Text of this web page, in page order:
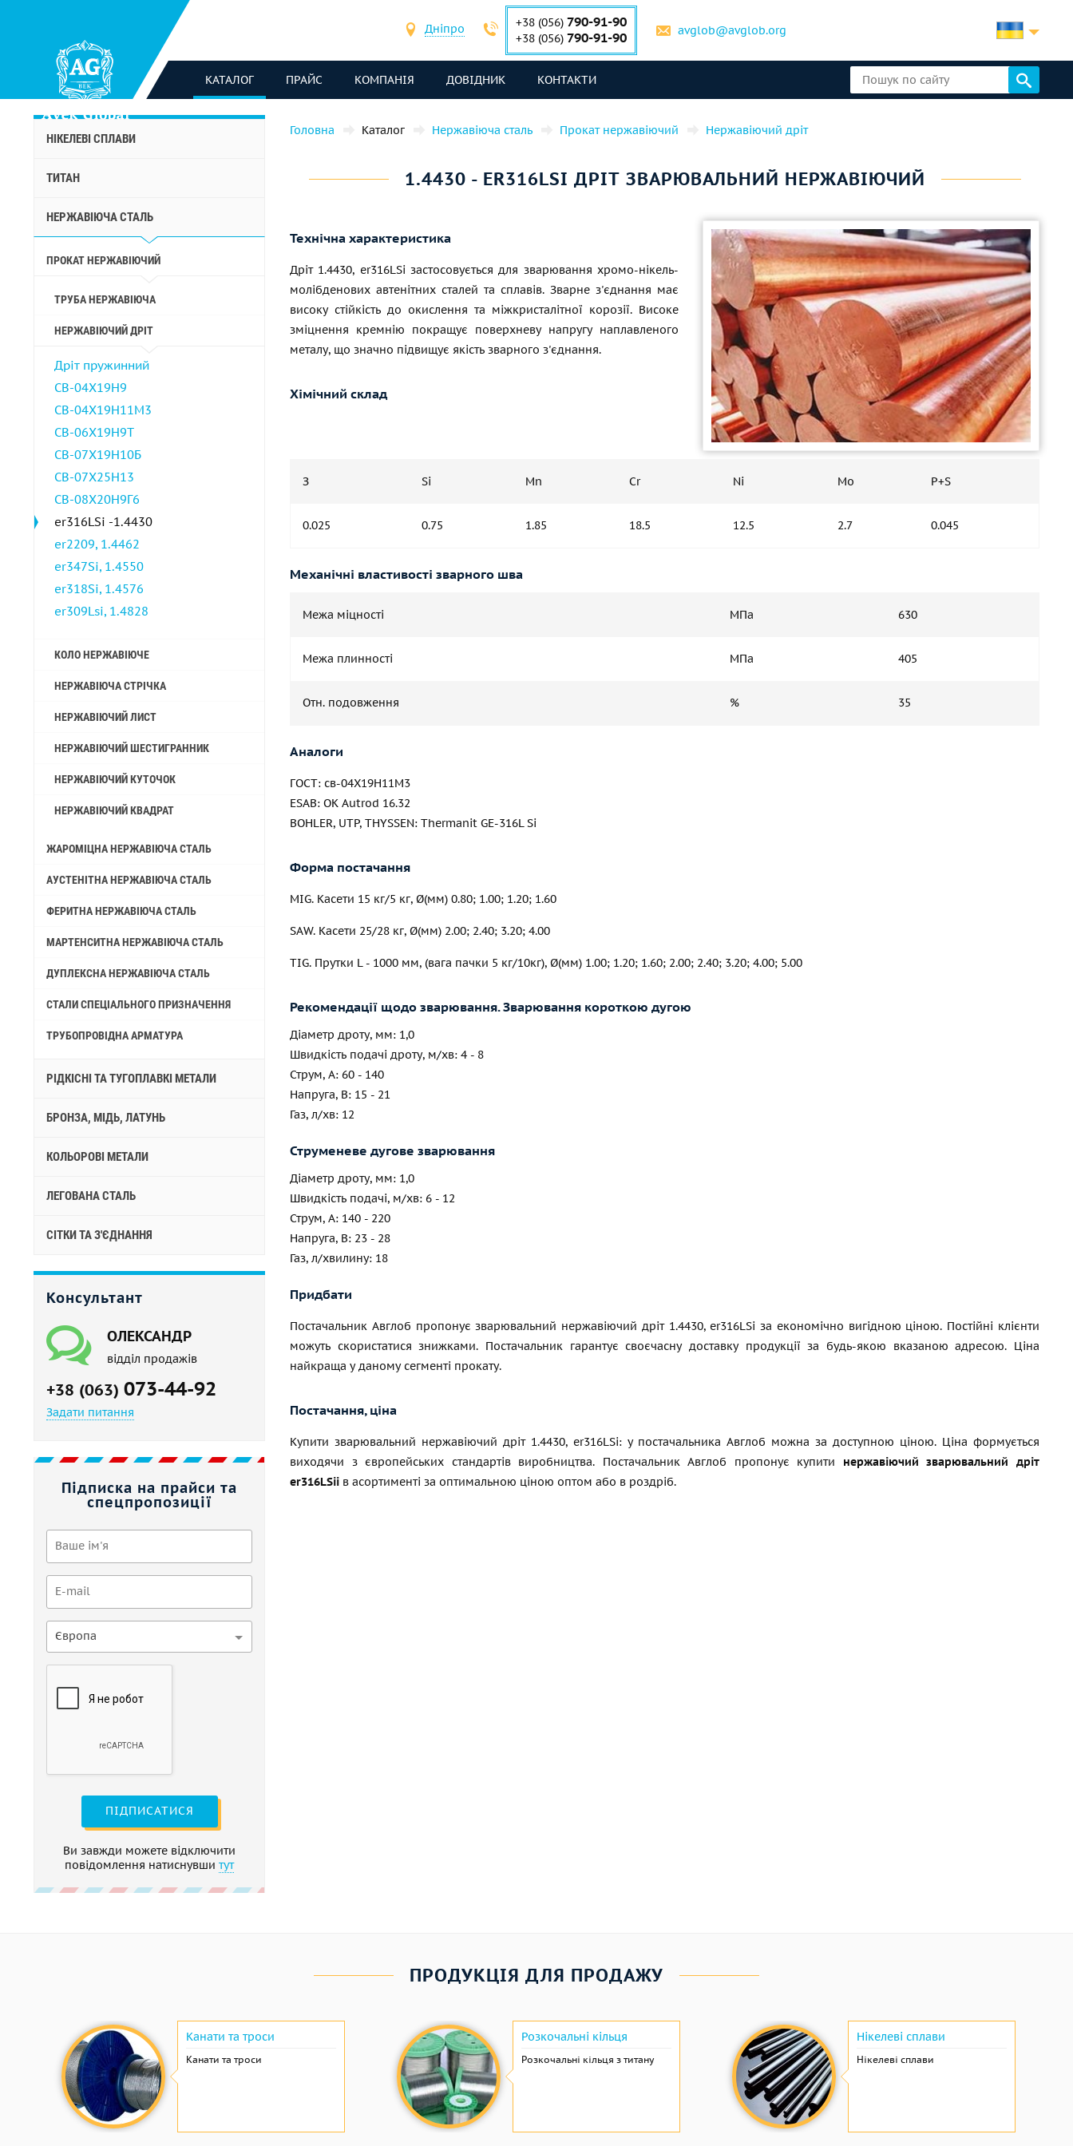
Дніпро +38 (056) 790-91-90
+38 (056) 790-91-90 avglob@avglob.org
КАТАЛОГ ПРАЙС КОМПАНІЯ ДОВІДНИК КОНТАКТИ
НІКЕЛЕВІ СПЛАВИ
ТИТАН
НЕРЖАВІЮЧА СТАЛЬ
ПРОКАТ НЕРЖАВІЮЧИЙ
ТРУБА НЕРЖАВІЮЧА
НЕРЖАВІЮЧИЙ ДРІТ
Дріт пружинний
СВ-04Х19Н9
СВ-04Х19Н11М3
СВ-06Х19Н9Т
СВ-07Х19Н10Б
СВ-07Х25Н13
СВ-08Х20Н9Г6
er316LSi -1.4430
er2209, 1.4462
er347Si, 1.4550
er318Si, 1.4576
er309Lsi, 1.4828
КОЛО НЕРЖАВІЮЧЕ
НЕРЖАВІЮЧА СТРІЧКА
НЕРЖАВІЮЧИЙ ЛИСТ
НЕРЖАВІЮЧИЙ ШЕСТИГРАННИК
НЕРЖАВІЮЧИЙ КУТОЧОК
НЕРЖАВІЮЧИЙ КВАДРАТ
ЖАРОМІЦНА НЕРЖАВІЮЧА СТАЛЬ
АУСТЕНІТНА НЕРЖАВІЮЧА СТАЛЬ
ФЕРИТНА НЕРЖАВІЮЧА СТАЛЬ
МАРТЕНСИТНА НЕРЖАВІЮЧА СТАЛЬ
ДУПЛЕКСНА НЕРЖАВІЮЧА СТАЛЬ
СТАЛИ СПЕЦІАЛЬНОГО ПРИЗНАЧЕННЯ
ТРУБОПРОВІДНА АРМАТУРА
РІДКІСНІ ТА ТУГОПЛАВКІ МЕТАЛИ
БРОНЗА, МІДЬ, ЛАТУНЬ
КОЛЬОРОВІ МЕТАЛИ
ЛЕГОВАНА СТАЛЬ
СІТКИ ТА З'ЄДНАННЯ
Консультант
ОЛЕКСАНДР
відділ продажів
+38 (063) 073-44-92
Задати питання
Підписка на прайси та
спецпропозиції
Європа
ПІДПИСАТИСЯ
Ви завжди можете відключити
повідомлення натиснувши тут
Головна Каталог Нержавіюча сталь Прокат нержавіючий Нержавіючий дріт
1.4430 - ER316LSI ДРІТ ЗВАРЮВАЛЬНИЙ НЕРЖАВІЮЧИЙ
Технічна характеристика
Дріт 1.4430, er316LSi застосовується для зварювання хромо-нікель-
молібденових автенітних сталей та сплавів. Зварне з'єднання має
високу стійкість до окислення та міжкристалітної корозії. Високе
зміцнення кремнію покращує поверхневу напругу наплавленого
металу, що значно підвищує якість зварного з'єднання.
Хімічний склад
З Si Mn Cr Ni Mo P+S
0.025 0.75 1.85 18.5 12.5 2.7 0.045
Механічні властивості зварного шва
Межа міцності МПа 630
Межа плинності МПа 405
Отн. подовження % 35
Аналоги
ГОСТ: св-04Х19Н11М3
ESAB: OK Autrod 16.32
BOHLER, UTP, THYSSEN: Thermanit GE-316L Si
Форма постачання
MIG. Касети 15 кг/5 кг, Ø(мм) 0.80; 1.00; 1.20; 1.60
SAW. Касети 25/28 кг, Ø(мм) 2.00; 2.40; 3.20; 4.00
TIG. Прутки L - 1000 мм, (вага пачки 5 кг/10кг), Ø(мм) 1.00; 1.20; 1.60; 2.00; 2.40; 3.20; 4.00; 5.00
Рекомендації щодо зварювання. Зварювання короткою дугою
Діаметр дроту, мм: 1,0
Швидкість подачі дроту, м/хв: 4 - 8
Струм, А: 60 - 140
Напруга, В: 15 - 21
Газ, л/хв: 12
Струменеве дугове зварювання
Діаметр дроту, мм: 1,0
Швидкість подачі, м/хв: 6 - 12
Струм, А: 140 - 220
Напруга, В: 23 - 28
Газ, л/хвилину: 18
Придбати
Постачальник Авглоб пропонує зварювальний нержавіючий дріт 1.4430, er316LSi за економічно вигідною ціною. Постійні клієнти
можуть скористатися знижками. Постачальник гарантує своєчасну доставку продукції за будь-якою вказаною адресою. Ціна
найкраща у даному сегменті прокату.
Постачання, ціна
Купити зварювальний нержавіючий дріт 1.4430, er316LSi: у постачальника Авглоб можна за доступною ціною. Ціна формується
виходячи з європейських стандартів виробництва. Постачальник Авглоб пропонує купити нержавіючий зварювальний дріт
er316LSii в асортименті за оптимальною ціною оптом або в роздріб.
ПРОДУКЦІЯ ДЛЯ ПРОДАЖУ
Канати та троси
Канати та троси
Розкочальні кільця
Розкочальні кільця з титану
Нікелеві сплави
Нікелеві сплави